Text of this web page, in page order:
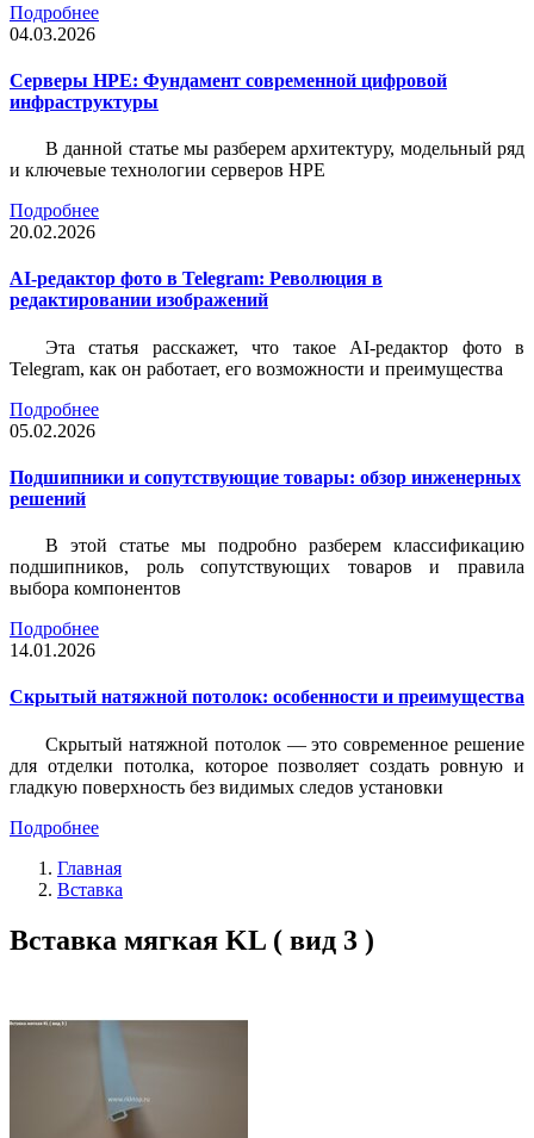
Подробнее
04.03.2026
Серверы HPE: Фундамент современной цифровой
инфраструктуры
В данной статье мы разберем архитектуру, модельный ряд
и ключевые технологии серверов HPE
Подробнее
20.02.2026
AI-редактор фото в Telegram: Революция в
редактировании изображений
Эта статья расскажет, что такое AI-редактор фото в
Telegram, как он работает, его возможности и преимущества
Подробнее
05.02.2026
Подшипники и сопутствующие товары: обзор инженерных
решений
В этой статье мы подробно разберем классификацию
подшипников, роль сопутствующих товаров и правила
выбора компонентов
Подробнее
14.01.2026
Скрытый натяжной потолок: особенности и преимущества
Скрытый натяжной потолок — это современное решение
для отделки потолка, которое позволяет создать ровную и
гладкую поверхность без видимых следов установки
Подробнее
Главная
Вставка
Вставка мягкая KL ( вид 3 )